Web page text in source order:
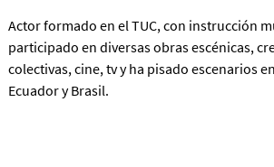
Actor formado en el TUC, con instrucción
participado en diversas obras escénicas,
colectivas, cine, tv y ha pisado escenarios
Ecuador y Brasil.